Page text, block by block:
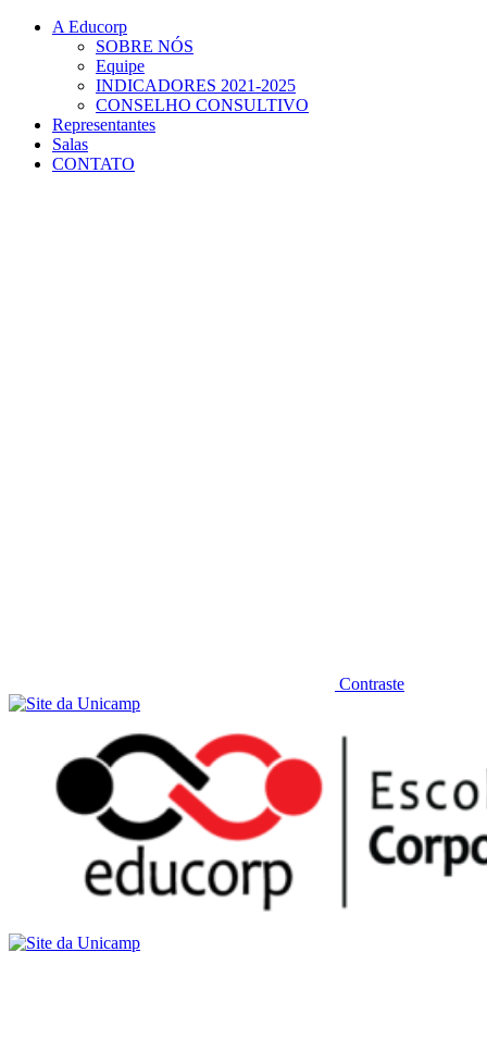
Conteúdo principal
A Educorp
SOBRE NÓS
Equipe
INDICADORES 2021-2025
CONSELHO CONSULTIVO
Representantes
Salas
CONTATO
Contraste